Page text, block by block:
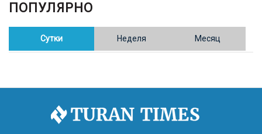
ОБЩЕСТВО
Полицейские пресекли незаконное выращивание
конопли в Таразе
Казахстан возглавил Договор о зоне, свободной от
ПОПУЛЯРНО
Сутки Неделя Месяц